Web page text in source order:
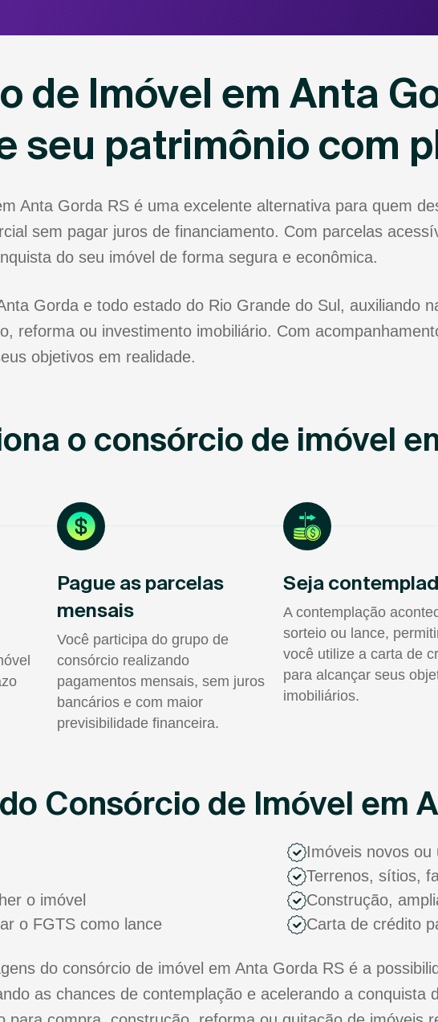
de Imóvel em Anta
seu patrimônio com
Anta Gorda RS é uma excelente alternativa para quem
sem pagar juros de financiamento. Com parcelas
do seu imóvel de forma segura e econômica.
Gorda e todo estado do Rio Grande do Sul, auxiliando
reforma ou investimento imobiliário. Com
objetivos em realidade.
o consórcio de imóvel
Pague as parcelas
mensais
Você participa do grupo de
consórcio realizando
pagamentos mensais, sem juros
bancários e com maior
previsibilidade financeira.
Seja
A contemplação
sorteio ou lance,
você utilize a carta de
para alcançar seus
imobiliários.
Consórcio de Imóvel em
o imóvel
o FGTS como lance
Imóveis novos ou
Terrenos, sítios,
Construção,
Carta de crédito
do consórcio de imóvel em Anta Gorda RS é a
as chances de contemplação e acelerando a conquista